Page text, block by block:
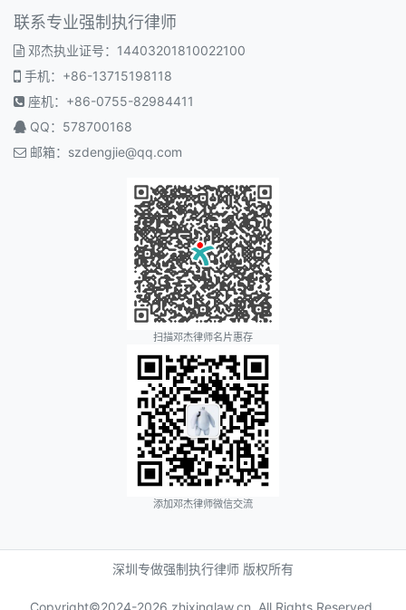
联系专业强制执行律师
邓杰执业证号：14403201810022100
手机：+86-13715198118
座机：+86-0755-82984411
QQ：578700168
邮箱： szdengjie@qq.com
扫描邓杰律师名片惠存
添加邓杰律师微信交流
深圳专做强制执行律师 版权所有
Copyright©2024-2026 zhixinglaw.cn, All Rights Reserved.